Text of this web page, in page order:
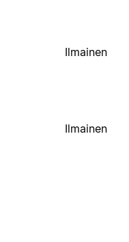
Ilmainen
Ilmainen